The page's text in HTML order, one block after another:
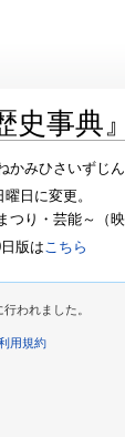
史事典
かみひさいずじ
日に変更。
つり・芸能～（
版はこちら
われました。
用規約